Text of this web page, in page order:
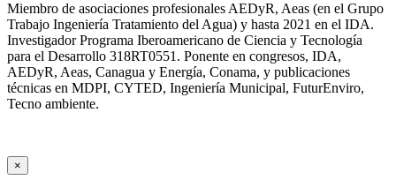
Miembro de asociaciones profesionales AEDyR, Aeas (en el Grupo
Trabajo Ingeniería Tratamiento del Agua) y hasta 2021 en el IDA.
Investigador Programa Iberoamericano de Ciencia y Tecnología
para el Desarrollo 318RT0551. Ponente en congresos, IDA,
AEDyR, Aeas, Canagua y Energía, Conama, y publicaciones
técnicas en MDPI, CYTED, Ingeniería Municipal, FuturEnviro,
Tecno ambiente.
×